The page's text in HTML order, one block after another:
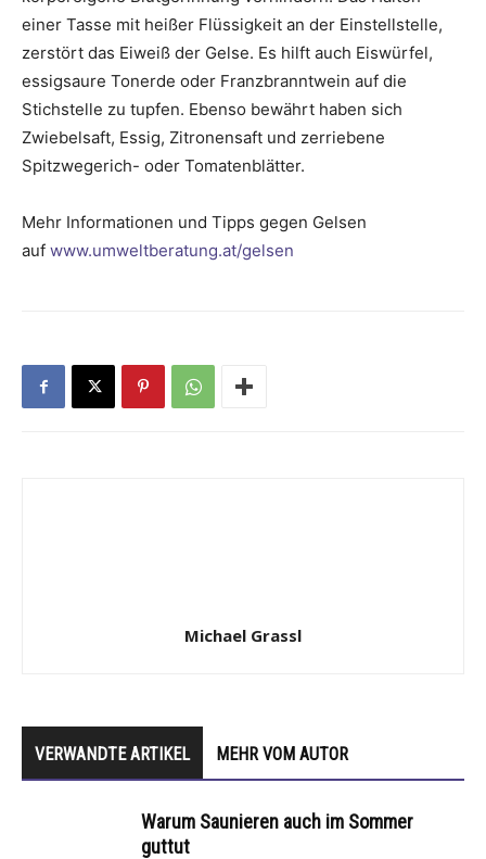
einer Tasse mit heißer Flüssigkeit an der Einstellstelle,
zerstört das Eiweiß der Gelse. Es hilft auch Eiswürfel,
essigsaure Tonerde oder Franzbranntwein auf die
Stichstelle zu tupfen. Ebenso bewährt haben sich
Zwiebelsaft, Essig, Zitronensaft und zerriebene
Spitzwegerich- oder Tomatenblätter.
Mehr Informationen und Tipps gegen Gelsen
auf www.umweltberatung.at/gelsen
Michael Grassl
VERWANDTE ARTIKEL MEHR VOM AUTOR
Warum Saunieren auch im Sommer
guttut